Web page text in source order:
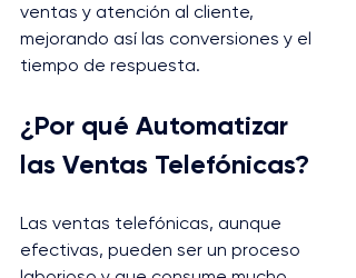
ventas y atención al cliente,
mejorando así las conversiones y el
tiempo de respuesta.
¿Por qué Automatizar
las Ventas Telefónicas?
Las ventas telefónicas, aunque
efectivas, pueden ser un proceso